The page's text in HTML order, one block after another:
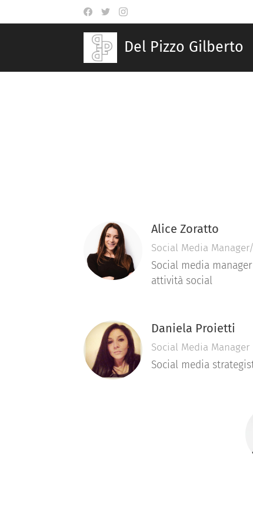
Del Pizzo Gilberto
Alice Zoratto
Social Media
Social media
attività social
Daniela Proietti
Social Media Manager
Social media